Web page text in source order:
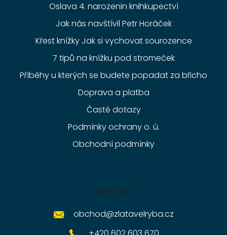
Oslava 4. narozenin knihkupectví
Jak nás navštívil Petr Horáček
Křest knížky Jak si vychovat sourozence
7 tipů na knížku pod stromeček
Příběhy u kterých se budete popadat za břicho
Doprava a platba
Časté dotazy
Podmínky ochrany o. ú.
Obchodní podmínky
Kontakt
obchod@zlatavelryba.cz